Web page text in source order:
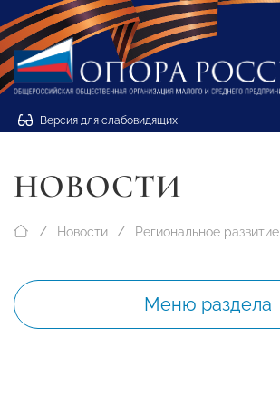
Версия для слабовидящих
НОВОСТИ
Новости Региональное развитие
Меню раздела